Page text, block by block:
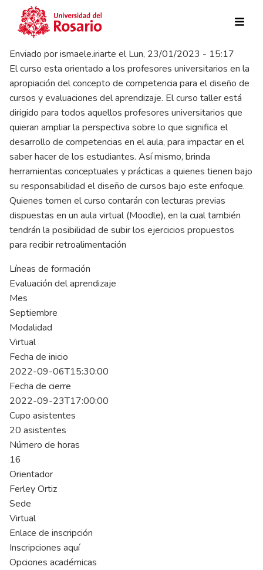
Pasar al contenido principal
Enviado porismaele.iriarte elLun, 23/01/2023 - 15:17
El curso esta orientado a los profesores universitarios en la
apropiación del concepto de competencia para el diseño de
cursos y evaluaciones del aprendizaje. El curso taller está
dirigido para todos aquellos profesores universitarios que
quieran ampliar la perspectiva sobre lo que significa el
desarrollo de competencias en el aula, para impactar en el
saber hacer de los estudiantes. Así mismo, brinda
herramientas conceptuales y prácticas a quienes tienen bajo
su responsabilidad el diseño de cursos bajo este enfoque.
Quienes tomen el curso contarán con lecturas previas
dispuestas en un aula virtual (Moodle), en la cual también
tendrán la posibilidad de subir los ejercicios propuestos
para recibir retroalimentación
Líneas de formación
Evaluación del aprendizaje
Mes
Septiembre
Modalidad
Virtual
Fecha de inicio
2022-09-06T15:30:00
Fecha de cierre
2022-09-23T17:00:00
Cupo asistentes
20 asistentes
Número de horas
16
Orientador
Ferley Ortiz
Sede
Virtual
Enlace de inscripción
Inscripciones aquí
Opciones académicas